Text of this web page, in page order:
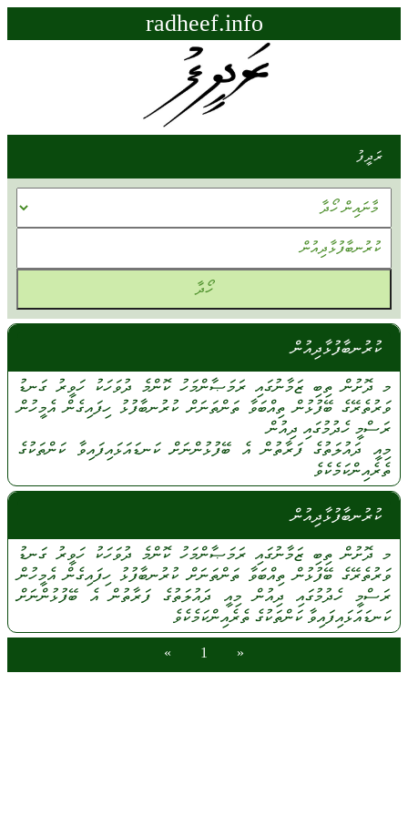
radheef.info
ރަދީފު
ކުރުނބާފުޅާދިއުން
މ ދޮށުން ތިބި ޒަމާނުގައިރަމަޞާންމަހުކޮންމެ ދުވަހަކުހަވީރުގަނޑު
ވަރުތެރޭގެބޭފުޅުންތިއްބަވާތަންތަނަށް ކުރުނބާފުޅު ހިފައިގެންއެމީހުން
ރަސްމީހެދުމުގައި ދިއުން
މިއީ ދައުލަތުގެފަރާތުންއެބޭފުޅުންނަށްކަނޑައަޅައިފައިވާކަންތަކުގެ
ތެރެއިންކަމެކެވެ
ކުރުނބާފުޅާދިއުން
މ ދޮށުން ތިބި ޒަމާނުގައިރަމަޞާންމަހުކޮންމެ ދުވަހަކުހަވީރުގަނޑު
ވަރުތެރޭގެބޭފުޅުންތިއްބަވާތަންތަނަށް ކުރުނބާފުޅު ހިފައިގެންއެމީހުން
ރަސްމީހެދުމުގައި ދިއުންމިއީ ދައުލަތުގެފަރާތުންއެބޭފުޅުންނަށް
ކަނޑައަޅައިފައިވާކަންތަކުގެ ތެރެއިންކަމެކެވެ
«
1
»